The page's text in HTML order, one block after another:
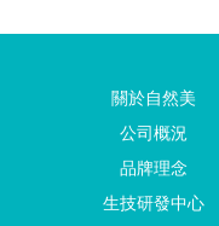
關於自然美
公司概況
品牌理念
生技研發中心